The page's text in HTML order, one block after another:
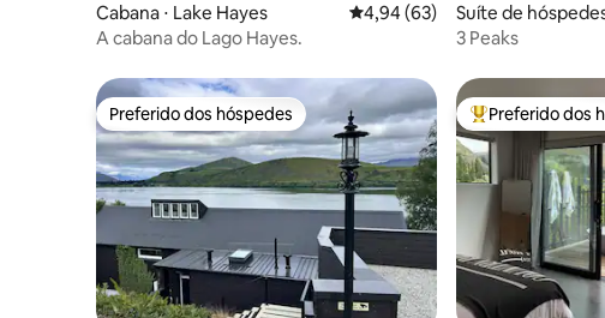
Cabana ⋅ Lake Hayes 4,94 de uma avaliação média
4,94 (63)
A cabana do Lago Hayes.
Suíte de
3 Peaks
Preferido dos hóspedes
Preferido dos hóspedes Entre os
Preferido dos